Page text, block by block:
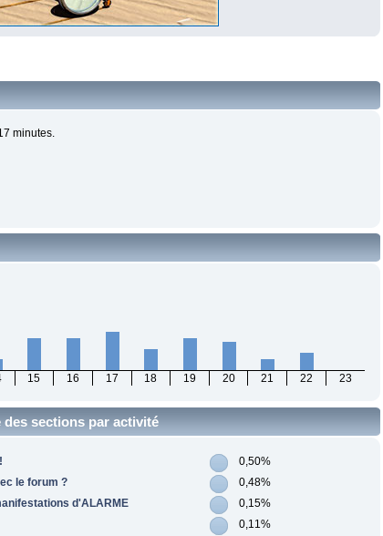
minutes.
15 16 17 18 19 20 21 22 23
des sections par activité
0,50%
le forum ?
0,48%
d'ALARME
0,15%
0,11%